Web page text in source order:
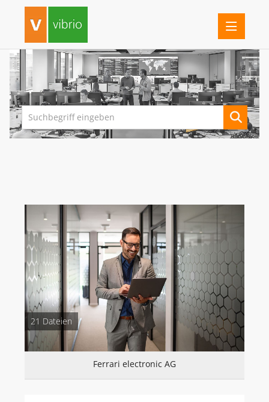
PRESSEINFORMATIONEN
FERRARI ELECTRONIC
G DATA
ROHDE & SCHWARZ NETWORKS AND CYBERSECURITY
SEH COMPUTERTECHNIK
VIBRIO. KOMMUNIKATIONSMANAGEMENT DR. KAUSCH
DOWNLOADS
FERRARI ELECTRONIC AG
G DATA
IMPRIVATA
21 Dateien
Ferrari electronic AG